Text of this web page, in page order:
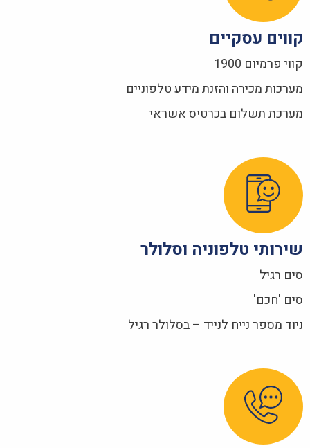
קווים עסקיים
קווי פרמיום 1900
מערכות מכירה והזנת מידע טלפוניים
מערכת תשלום בכרטיס אשראי
שירותי טלפוניה וסלולר
סים רגיל
סים 'חכם'
ניוד מספר נייח לנייד – בסלולר רגיל